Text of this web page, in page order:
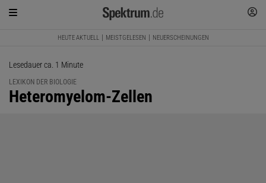
HEUTE AKTUELL MEISTGELESEN NEUERSCHEINUNGEN
Lesedauer ca. 1 Minute
LEXIKON DER BIOLOGIE
:
Heteromyelom-Zellen